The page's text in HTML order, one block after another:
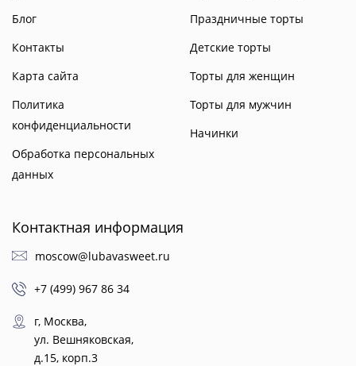
Блог
Контакты
Карта сайта
Политика
конфиденциальности
Обработка персональных
данных
Праздничные торты
Детские торты
Торты для женщин
Торты для мужчин
Начинки
Контактная информация
moscow@lubavasweet.ru
+7 (499) 967 86 34
г, Москва,
ул. Вешняковская,
д.15, корп.3